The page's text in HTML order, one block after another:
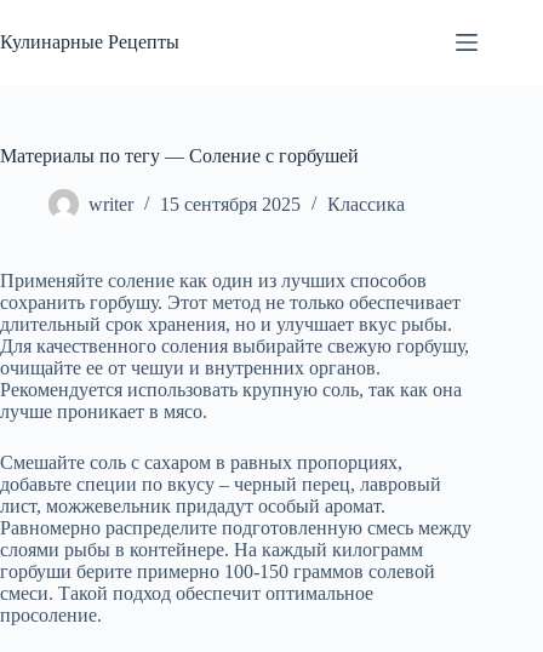
к
сути
Кулинарные Рецепты
Материалы по тегу — Соление с горбушей
writer 15 сентября 2025 Классика
Применяйте соление как один из лучших способов
сохранить горбушу. Этот метод не только обеспечивает
длительный срок хранения, но и улучшает вкус рыбы.
Для качественного соления выбирайте свежую горбушу,
очищайте ее от чешуи и внутренних органов.
Рекомендуется использовать крупную соль, так как она
лучше проникает в мясо.
Смешайте соль с сахаром в равных пропорциях,
добавьте специи по вкусу – черный перец, лавровый
лист, можжевельник придадут особый аромат.
Равномерно распределите подготовленную смесь между
слоями рыбы в контейнере. На каждый килограмм
горбуши берите примерно 100-150 граммов солевой
смеси. Такой подход обеспечит оптимальное
просоление.